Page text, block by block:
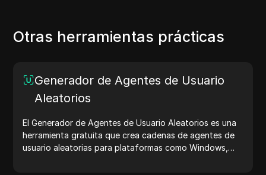
Otras herramientas prácticas
Generador de Agentes de Usuario
Aleatorios
El Generador de Agentes de Usuario Aleatorios es una
herramienta gratuita que crea cadenas de agentes de
usuario aleatorias para plataformas como Windows,